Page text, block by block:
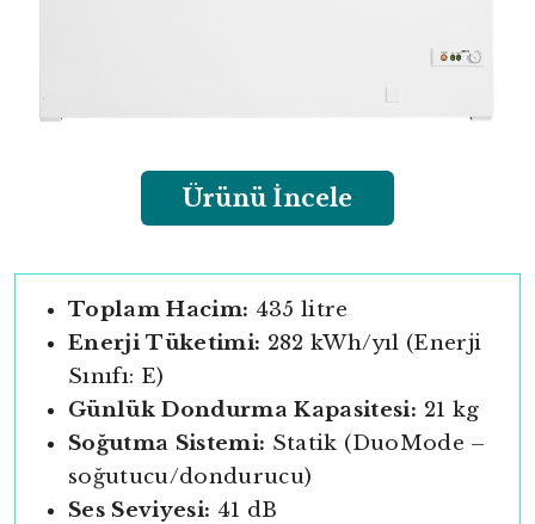
Ürünü İncele
Toplam Hacim: 435 litre
Enerji Tüketimi: 282 kWh/yıl (Enerji
Sınıfı: E)
Günlük Dondurma Kapasitesi: 21 kg
Soğutma Sistemi: Statik (DuoMode –
soğutucu/dondurucu)
Ses Seviyesi: 41 dB